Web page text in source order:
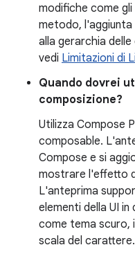
modifiche come gli
metodo, l'aggiunta
alla gerarchia
vedi Limitazioni di
Quando dovrei
composizione?
Utilizza Compose
composable.
Compose e si
mostrare l'effetto
L'anteprima
elementi della UI
come tema scuro,
scala del carattere.